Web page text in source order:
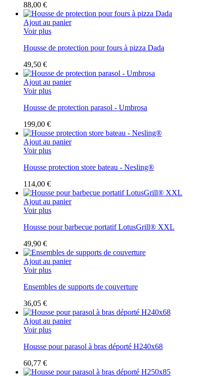
88,00 €
Ajout au panier
Voir plus
Housse de protection pour fours à pizza Dada
49,50 €
Ajout au panier
Voir plus
Housse de protection parasol - Umbrosa
199,00 €
Ajout au panier
Voir plus
Housse protection store bateau - Nesling®
114,00 €
Ajout au panier
Voir plus
Housse pour barbecue portatif LotusGrill® XXL
49,90 €
Ajout au panier
Voir plus
Ensembles de supports de couverture
36,05 €
Ajout au panier
Voir plus
Housse pour parasol à bras déporté H240x68
60,77 €